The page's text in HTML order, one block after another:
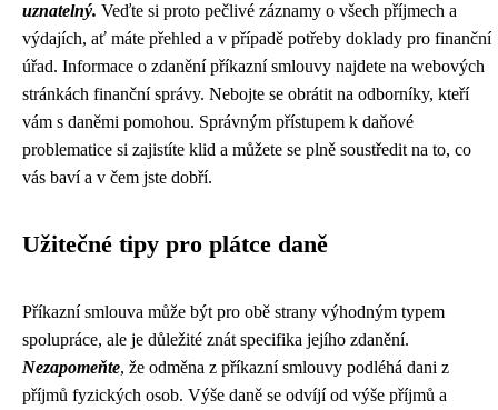
uznatelný. Veďte si proto pečlivé záznamy o všech příjmech a
výdajích, ať máte přehled a v případě potřeby doklady pro finanční
úřad. Informace o zdanění příkazní smlouvy najdete na webových
stránkách finanční správy. Nebojte se obrátit na odborníky, kteří
vám s daněmi pomohou. Správným přístupem k daňové
problematice si zajistíte klid a můžete se plně soustředit na to, co
vás baví a v čem jste dobří.
Užitečné tipy pro plátce daně
Příkazní smlouva může být pro obě strany výhodným typem
spolupráce, ale je důležité znát specifika jejího zdanění.
Nezapomeňte, že odměna z příkazní smlouvy podléhá dani z
příjmů fyzických osob. Výše daně se odvíjí od výše příjmů a